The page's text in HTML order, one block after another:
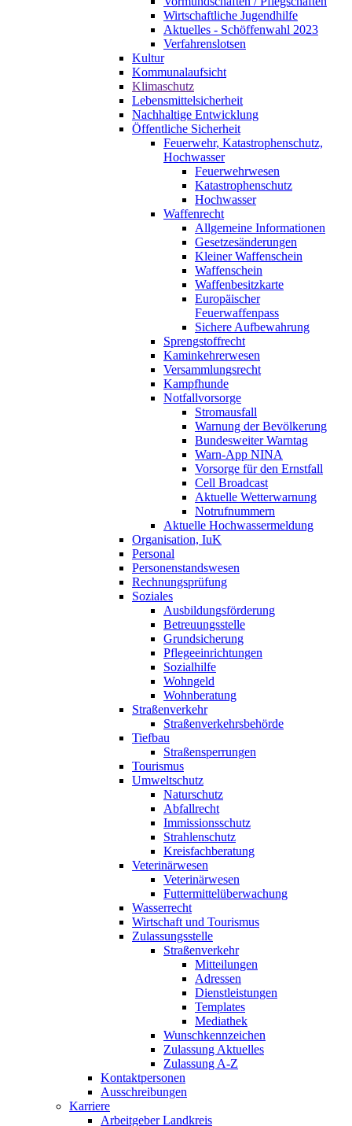
Wirtschaftliche Jugendhilfe
Aktuelles - Schöffenwahl 2023
Verfahrenslotsen
Kultur
Kommunalaufsicht
Klimaschutz
Lebensmittelsicherheit
Nachhaltige Entwicklung
Öffentliche Sicherheit
Feuerwehr, Katastrophenschutz,
Hochwasser
Feuerwehrwesen
Katastrophenschutz
Hochwasser
Waffenrecht
Allgemeine Informationen
Gesetzesänderungen
Kleiner Waffenschein
Waffenschein
Waffenbesitzkarte
Europäischer
Feuerwaffenpass
Sichere Aufbewahrung
Sprengstoffrecht
Kaminkehrerwesen
Versammlungsrecht
Kampfhunde
Notfallvorsorge
Stromausfall
Warnung der Bevölkerung
Bundesweiter Warntag
Warn-App NINA
Vorsorge für den Ernstfall
Cell Broadcast
Aktuelle Wetterwarnung
Notrufnummern
Aktuelle Hochwassermeldung
Organisation, IuK
Personal
Personenstandswesen
Rechnungsprüfung
Soziales
Ausbildungsförderung
Betreuungsstelle
Grundsicherung
Pflegeeinrichtungen
Sozialhilfe
Wohngeld
Wohnberatung
Straßenverkehr
Straßenverkehrsbehörde
Tiefbau
Straßensperrungen
Tourismus
Umweltschutz
Naturschutz
Abfallrecht
Immissionsschutz
Strahlenschutz
Kreisfachberatung
Veterinärwesen
Veterinärwesen
Futtermittelüberwachung
Wasserrecht
Wirtschaft und Tourismus
Zulassungsstelle
Straßenverkehr
Mitteilungen
Adressen
Dienstleistungen
Templates
Mediathek
Wunschkennzeichen
Zulassung Aktuelles
Zulassung A-Z
Kontaktpersonen
Ausschreibungen
Karriere
Arbeitgeber Landkreis